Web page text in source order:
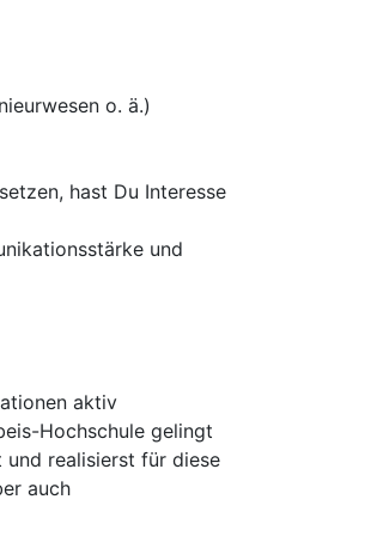
o. ä.)
hast Du Interesse
und
aktiv
Hochschule gelingt
und realisierst für diese
auch